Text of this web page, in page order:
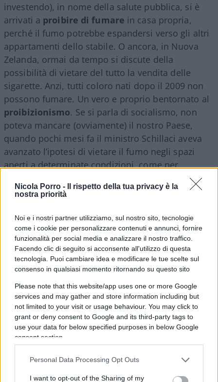
Nicola Porro -
Il rispetto della tua privacy è la
nostra priorità
Noi e i nostri partner utilizziamo, sul nostro sito, tecnologie
come i cookie per personalizzare contenuti e annunci, fornire
funzionalità per social media e analizzare il nostro traffico.
Facendo clic di seguito si acconsente all'utilizzo di questa
tecnologia. Puoi cambiare idea e modificare le tue scelte sul
consenso in qualsiasi momento ritornando su questo sito
Please note that this website/app uses one or more Google
services and may gather and store information including but
not limited to your visit or usage behaviour. You may click to
grant or deny consent to Google and its third-party tags to
use your data for below specified purposes in below Google
consent section.
Personal Data Processing Opt Outs
I want to opt-out of the Sharing of my
investendo), in nome della salute pubblica, si è
arrivati a proibire di fumare in casa propria,
perché il fumo potrebbe espandersi verso gli altri
appartamenti dello stabile. O ancora, in Nuova
Zelanda, ormai da tempo si discute della
possibilità di vietare del tutto la vendita delle
sigarette. Anzi, tutti coloro nati dopo il 2009 non
possono fumare. Un vero e proprio bentornato al
proibizionismo. Se si parla di socialismo, non
poteva mancare (ovviamente) il nostro Paese,
quando pochi mesi fa il ministro Schillaci aveva
avanzato l’ipotesi di vietare il fumo negli spazi
aperti a determinate condizioni, come per
Lo stesso procedimento sta capitando per gli
alcolici. Poche ore fa, l’Irlanda ha convertito in
legge il regolamento che prevede l’etichettatura
degli alcolicicon avvertenze sanitarie. Si tratta
del primo caso in Europa, ma la proposta è ormai
da tempo al vaglio anche di Bruxelles. Nella legge,
come riportato dal ministero della Salute di
Dublino, si impone l’apposizione di un’etichetta
che dovrà riportare il contenuto calorico, i grammi
di alcol nel prodotto e le avvertenze sul rischio di
consumare alcolici durante la gravidanza, nonché
rischio di malattie del fegato
e tumori